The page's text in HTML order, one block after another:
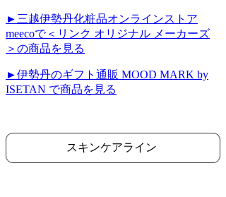
►三越伊勢丹化粧品オンラインストア
meecoで＜リンク オリジナル メーカーズ
＞の商品を見る
►伊勢丹のギフト通販 MOOD MARK by
ISETAN で商品を見る
スキンケアライン